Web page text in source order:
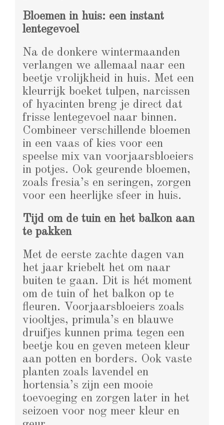
Bloemen in huis: een instant
lentegevoel
Na de donkere wintermaanden
verlangen we allemaal naar een
beetje vrolijkheid in huis. Met een
kleurrijk boeket tulpen, narcissen
of hyacinten breng je direct dat
frisse lentegevoel naar binnen.
Combineer verschillende bloemen
in een vaas of kies voor een
speelse mix van voorjaarsbloeiers
in potjes. Ook geurende bloemen,
zoals fresia’s en seringen, zorgen
voor een heerlijke sfeer in huis.
Tijd om de tuin en het balkon aan
te pakken
Met de eerste zachte dagen van
het jaar kriebelt het om naar
buiten te gaan. Dit is hét moment
om de tuin of het balkon op te
fleuren. Voorjaarsbloeiers zoals
viooltjes, primula’s en blauwe
druifjes kunnen prima tegen een
beetje kou en geven meteen kleur
aan potten en borders. Ook vaste
planten zoals lavendel en
hortensia’s zijn een mooie
toevoeging en zorgen later in het
seizoen voor nog meer kleur en